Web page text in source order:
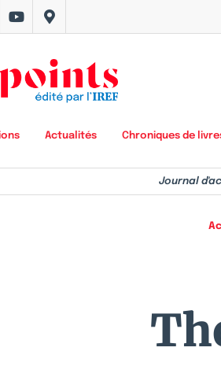
Actualités Chroniques de
Journal